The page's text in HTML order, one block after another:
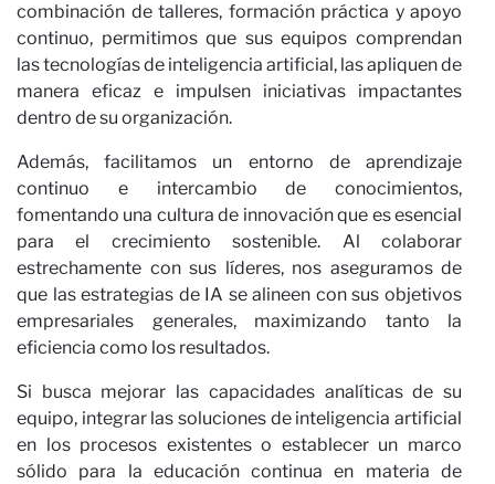
combinación de talleres, formación práctica y apoyo
continuo, permitimos que sus equipos comprendan
las tecnologías de inteligencia artificial, las apliquen de
manera eficaz e impulsen iniciativas impactantes
dentro de su organización.
Además, facilitamos un entorno de aprendizaje
continuo e intercambio de conocimientos,
fomentando una cultura de innovación que es esencial
para el crecimiento sostenible. Al colaborar
estrechamente con sus líderes, nos aseguramos de
que las estrategias de IA se alineen con sus objetivos
empresariales generales, maximizando tanto la
eficiencia como los resultados.
Si busca mejorar las capacidades analíticas de su
equipo, integrar las soluciones de inteligencia artificial
en los procesos existentes o establecer un marco
sólido para la educación continua en materia de